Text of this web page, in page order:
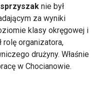
nie był
za wyniki
klasy okręgowej i
rolę organizatora,
drużyny. Właśnie
w Chocianowie.